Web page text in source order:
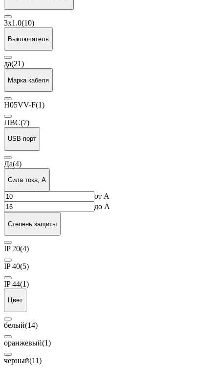
3x1.0(10)
Выключатель
да(21)
Марка кабеля
H05VV-F(1)
ПВС(7)
USB порт
Да(4)
Сила тока, А
от А
до А
Степень защиты
IP 20(4)
IP 40(5)
IP 44(1)
Цвет
белый(14)
оранжевый(1)
черный(11)